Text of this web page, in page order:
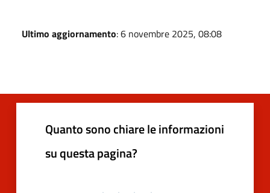
Ultimo aggiornamento: 6 novembre 2025, 08:08
Quanto sono chiare le informazioni
su questa pagina?